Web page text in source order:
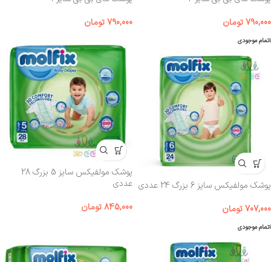
790,000تومان
790,000تومان
اتمام موجودی
پوشک مولفیکس سایز 6 بزرگ 24 عددی
707,000تومان
پوشک مولفیکس سایز 5 بزرگ 28
عددی
845,000تومان
اتمام موجودی